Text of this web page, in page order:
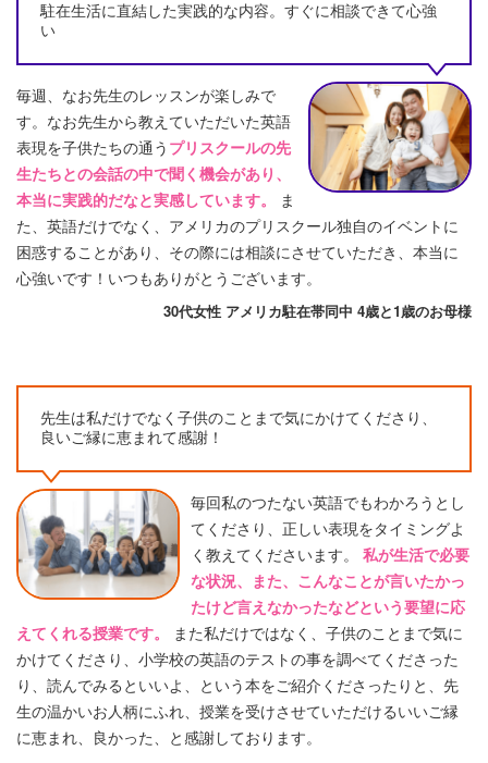
駐在生活に直結した実践的な内容。すぐに相談できて心強
い
毎週、なお先生のレッスンが楽しみで
す。なお先生から教えていただいた英語
表現を子供たちの通う プリスクールの先
生たちとの会話の中で聞く機会があり、
本当に実践的だなと実感しています。
ま
た、英語だけでなく、アメリカのプリスクール独自のイベントに
困惑することがあり、その際には相談にさせていただき、本当に
心強いです！いつもありがとうございます。
30代女性 アメリカ駐在帯同中 4歳と1歳のお母様
先生は私だけでなく子供のことまで気にかけてくださり、
良いご縁に恵まれて感謝！
毎回私のつたない英語でもわかろうとし
てくださり、正しい表現をタイミングよ
く教えてくださいます。 私が生活で必要
な状況、また、こんなことが言いたかっ
たけど言えなかったなどという要望に応
えてくれる授業です。
また私だけではなく、子供のことまで気に
かけてくださり、小学校の英語のテストの事を調べてくださった
り、読んでみるといいよ、という本をご紹介くださったりと、先
生の温かいお人柄にふれ、授業を受けさせていただけるいいご縁
に恵まれ、良かった、と感謝しております。